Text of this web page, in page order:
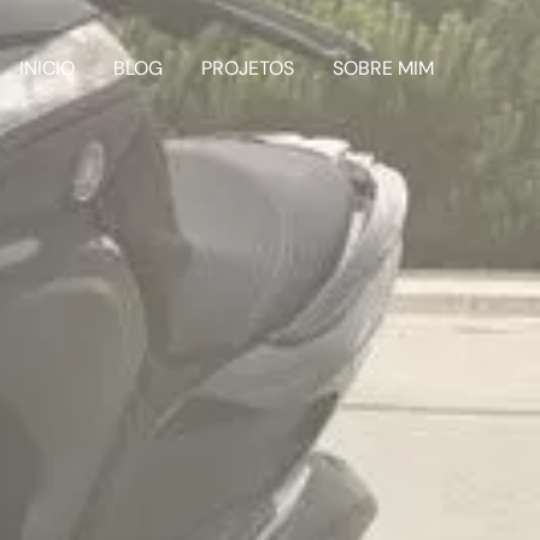
INICIO BLOG PROJETOS SOBRE MIM